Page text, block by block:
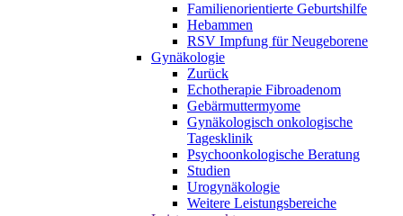
Familienorientierte Geburtshilfe
Hebammen
RSV Impfung für Neugeborene
Gynäkologie
Zurück
Echotherapie Fibroadenom
Gebärmuttermyome
Gynäkologisch onkologische
Tagesklinik
Psychoonkologische Beratung
Studien
Urogynäkologie
Weitere Leistungsbereiche